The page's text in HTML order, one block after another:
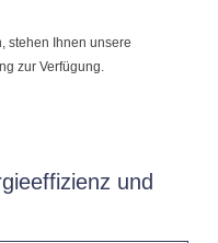
stehen Ihnen unsere
zur Verfügung.
und